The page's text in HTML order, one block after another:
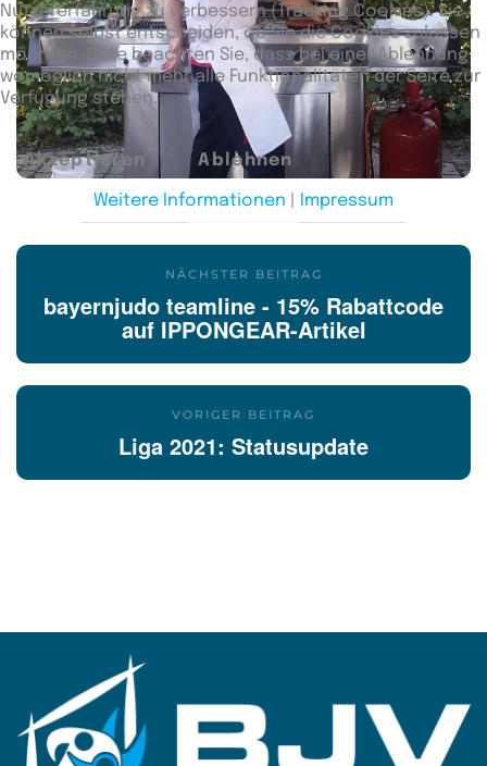
NÄCHSTER BEITRAG
bayernjudo teamline - 15% Rabattcode
auf IPPONGEAR-Artikel
VORIGER BEITRAG
Liga 2021: Statusupdate
Nutzererfahrung zu verbessern (Tracking Cookies). Sie
können selbst entscheiden, ob Sie die Cookies zulassen
möchten. Bitte beachten Sie, dass bei einer Ablehnung
womöglich nicht mehr alle Funktionalitäten der Seite zur
Verfügung stehen.
Akzeptieren Ablehnen
Weitere Informationen Impressum